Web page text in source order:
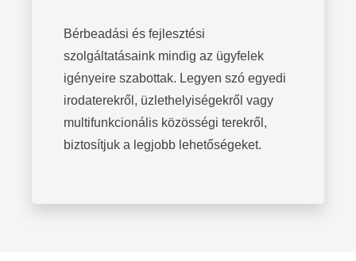
Bérbeadási és fejlesztési
szolgáltatásaink mindig az ügyfelek
igényeire szabottak. Legyen szó egyedi
irodaterekről, üzlethelyiségekről vagy
multifunkcionális közösségi terekről,
biztosítjuk a legjobb lehetőségeket.